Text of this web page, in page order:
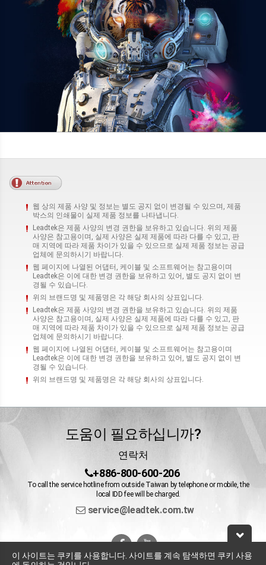
웹 상의 제품 사양 및 정보는 별도 공지 없이 변경될 수 있으며, 제품
박스의 인쇄물이 실제 제품 정보를 나타냅니다.
Leadtek은 제품 사양의 변경 권한을 보유하고 있습니다. 위의 제품
사양은 참고용이며, 실제 사양은 실제 제품에 따라 다를 수 있고, 판
매 지역에 따라 제품 차이가 있을 수 있으므로 실제 제품 정보는 공급
업체에 문의하시기 바랍니다.
웹 페이지에 나열된 어댑터, 케이블 및 소프트웨어는 참고용이며
Leadtek은 이에 대한 변경 권한을 보유하고 있어, 별도 공지 없이 변
경될 수 있습니다.
위의 브랜드명 및 제품명은 각 해당 회사의 상표입니다.
Leadtek은 제품 사양의 변경 권한을 보유하고 있습니다. 위의 제품
사양은 참고용이며, 실제 사양은 실제 제품에 따라 다를 수 있고, 판
매 지역에 따라 제품 차이가 있을 수 있으므로 실제 제품 정보는 공급
업체에 문의하시기 바랍니다.
웹 페이지에 나열된 어댑터, 케이블 및 소프트웨어는 참고용이며
Leadtek은 이에 대한 변경 권한을 보유하고 있어, 별도 공지 없이 변
경될 수 있습니다.
위의 브랜드명 및 제품명은 각 해당 회사의 상표입니다.
도움이 필요하십니까?
연락처
+886-800-600-206
To call the service hotline from outside Taiwan by telephone or mobile, the
local IDD fee will be charged.
service@leadtek.com.tw
이 사이트는 쿠키를 사용합니다. 사이트를 계속 탐색하면 쿠키 사용